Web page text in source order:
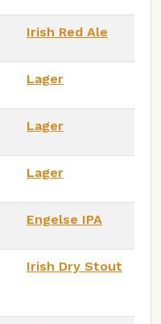
Irish Red Ale
Lager
Lager
Lager
Engelse IPA
Irish Dry Stout